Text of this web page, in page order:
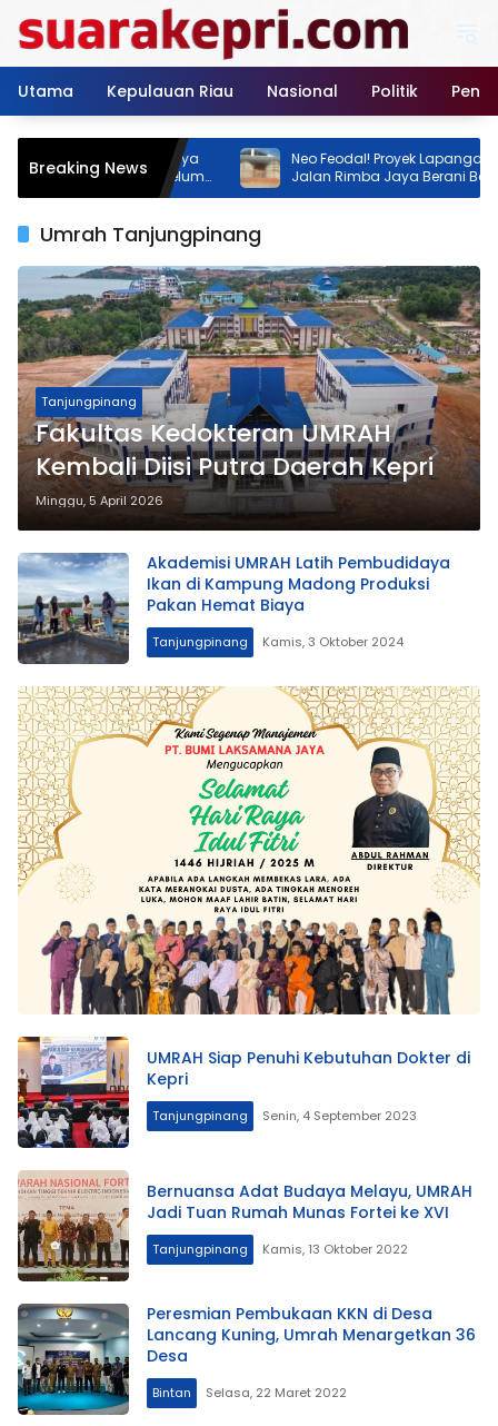
konten
Utama
Kepulauan Riau Nasional Politik
Breaking News
Rimba Jaya
Klaim Belum
Neo Feodal! Proyek Lapangan Tenis di
Jalan Rimba Jaya Berani Berdiri Tanpa
Izin, Pemilik Malah Pamer Progres 70
Umrah Tanjungpinang
Tanjungpinang
Fakultas Kedokteran UMRAH
Kembali Diisi Putra Daerah Kepri
Minggu, 5 April 2026
Akademisi UMRAH Latih Pembudidaya
Ikan di Kampung Madong Produksi
Pakan Hemat Biaya
Tanjungpinang Kamis, 3 Oktober 2024
UMRAH Siap Penuhi Kebutuhan Dokter di
Kepri
Tanjungpinang Senin, 4 September 2023
Bernuansa Adat Budaya Melayu, UMRAH
Jadi Tuan Rumah Munas Fortei ke XVI
Tanjungpinang Kamis, 13 Oktober 2022
Peresmian Pembukaan KKN di Desa
Lancang Kuning, Umrah Menargetkan 36
Desa
Bintan Selasa, 22 Maret 2022